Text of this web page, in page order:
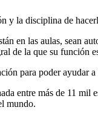
y la disciplina de
en las aulas, sean
de la que su función
para poder ayudar
entre más de 11
mundo.